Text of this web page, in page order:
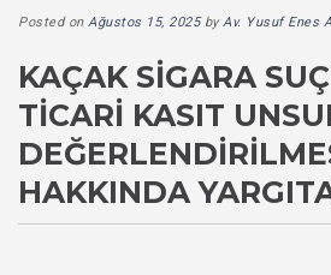
Posted on Ağustos 15, 2025byAv. Yusuf Enes
KAÇAK SIGARA
TICARI KASIT
HAKKINDA